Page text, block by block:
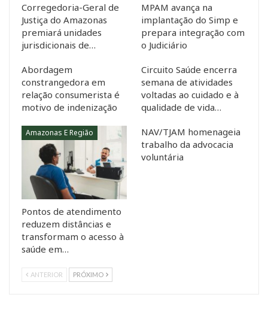
Corregedoria-Geral de
Justiça do Amazonas
premiará unidades
jurisdicionais de…
MPAM avança na
implantação do Simp e
prepara integração com
o Judiciário
Abordagem
constrangedora em
relação consumerista é
motivo de indenização
Circuito Saúde encerra
semana de atividades
voltadas ao cuidado e à
qualidade de vida…
Amazonas E Região
Pontos de atendimento
reduzem distâncias e
transformam o acesso à
saúde em…
NAV/TJAM homenageia
trabalho da advocacia
voluntária
ANTERIOR PRÓXIMO